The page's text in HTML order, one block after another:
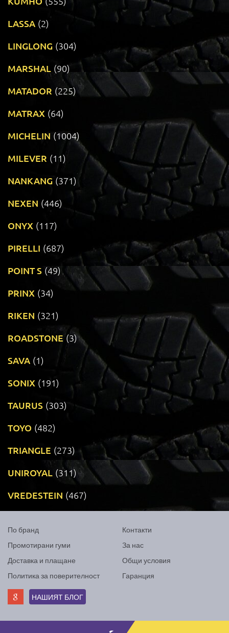
LASSA (2)
LINGLONG (304)
MARSHAL (90)
MATADOR (225)
MATRAX (64)
MICHELIN (1004)
MILEVER (11)
NANKANG (371)
NEXEN (446)
ONYX (117)
PIRELLI (687)
POINT S (49)
PRINX (34)
RIKEN (321)
ROADSTONE (3)
SAVA (1)
SONIX (191)
TAURUS (303)
TOYO (482)
TRIANGLE (273)
UNIROYAL (311)
VREDESTEIN (467)
По бранд
Промотирани гуми
Доставка и плащане
Политика за поверителност
Контакти
За нас
Общи условия
Гаранция
НАШИЯТ БЛОГ